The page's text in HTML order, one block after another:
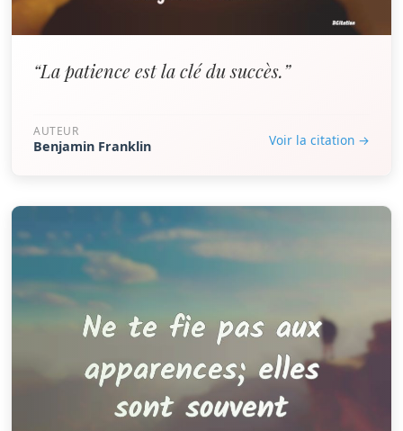
“La patience est la clé du succès.”
AUTEUR
Benjamin Franklin Voir la citation →